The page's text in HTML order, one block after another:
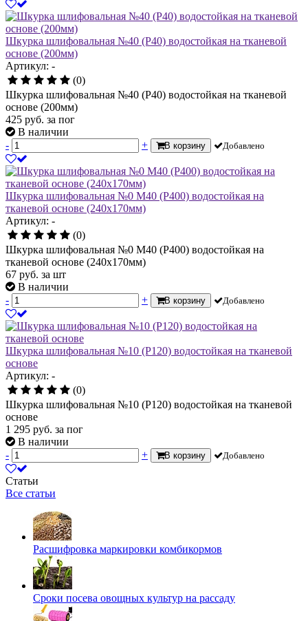
Шкурка шлифовальная №40 (Р40) водостойкая на тканевой
основе (200мм)
Артикул: -
(0)
Шкурка шлифовальная №40 (Р40) водостойкая на тканевой
основе (200мм)
425 руб. за пог
В наличии
-
+ В корзину Добавлено
Шкурка шлифовальная №0 М40 (Р400) водостойкая на
тканевой основе (240х170мм)
Артикул: -
(0)
Шкурка шлифовальная №0 М40 (Р400) водостойкая на
тканевой основе (240х170мм)
67 руб. за шт
В наличии
-
+ В корзину Добавлено
Шкурка шлифовальная №10 (Р120) водостойкая на тканевой
основе
Артикул: -
(0)
Шкурка шлифовальная №10 (Р120) водостойкая на тканевой
основе
1 295 руб. за пог
В наличии
-
+ В корзину Добавлено
Статьи
Все статьи
Расшифровка маркировки комбикормов
Сроки посева овощных культур на рассаду